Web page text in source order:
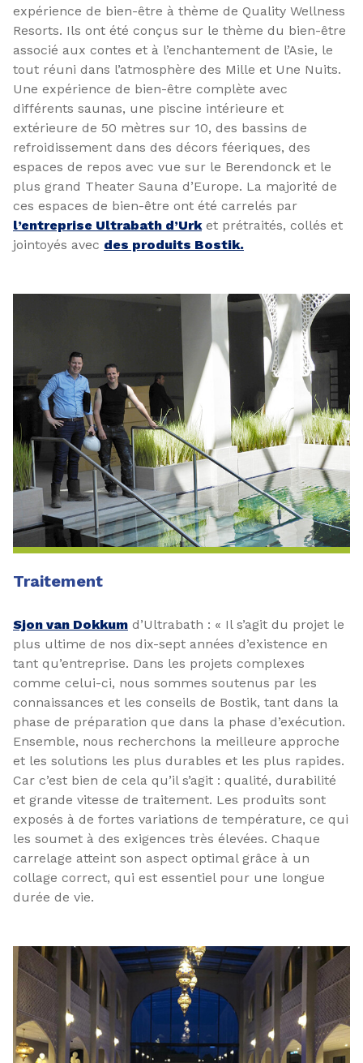
expérience de bien-être à thème de Quality Wellness
Resorts. Ils ont été conçus sur le thème du bien-être
associé aux contes et à l’enchantement de l’Asie, le
tout réuni dans l’atmosphère des Mille et Une Nuits.
Une expérience de bien-être complète avec
différents saunas, une piscine intérieure et
extérieure de 50 mètres sur 10, des bassins de
refroidissement dans des décors féeriques, des
espaces de repos avec vue sur le Berendonck et le
plus grand Theater Sauna d’Europe. La majorité de
ces espaces de bien-être ont été carrelés par
l’entreprise Ultrabath d’Urket prétraités, collés et
jointoyés avec des produits Bostik.
Traitement
Sjon van Dokkum d’Ultrabath : « Il s’agit du projet le
plus ultime de nos dix-sept années d’existence en
tant qu’entreprise. Dans les projets complexes
comme celui-ci, nous sommes soutenus par les
connaissances et les conseils de Bostik, tant dans la
phase de préparation que dans la phase d’exécution.
Ensemble, nous recherchons la meilleure approche
et les solutions les plus durables et les plus rapides.
Car c’est bien de cela qu’il s’agit : qualité, durabilité
et grande vitesse de traitement. Les produits sont
exposés à de fortes variations de température, ce qui
les soumet à des exigences très élevées. Chaque
carrelage atteint son aspect optimal grâce à un
collage correct, qui est essentiel pour une longue
durée de vie.